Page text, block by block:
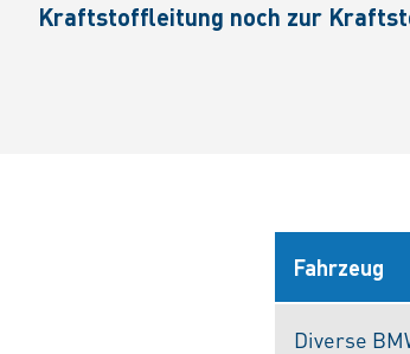
Kraftstoffleitung noch zur
Fahrzeug
Diverse